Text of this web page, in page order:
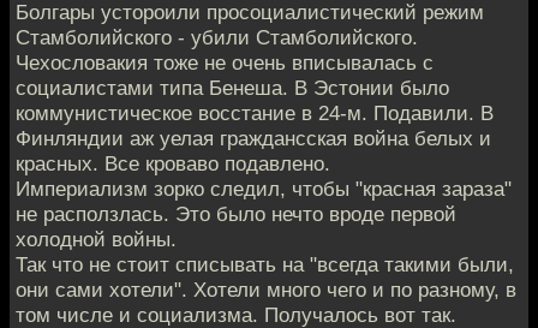
Болгары устороили просоциалистический режим
Стамболийского - убили Стамболийского.
Чехословакия тоже не очень вписывалась с
социалистами типа Бенеша. В Эстонии было
коммунистическое восстание в 24-м. Подавили. В
Финляндии аж уелая граждансская война белых и
красных. Все кроваво подавлено.
Империализм зорко следил, чтобы "красная зараза"
не расползлась. Это было нечто вроде первой
холодной войны.
Так что не стоит списывать на "всегда такими были,
они сами хотели". Хотели много чего и по разному, в
том числе и социализма. Получалось вот так.